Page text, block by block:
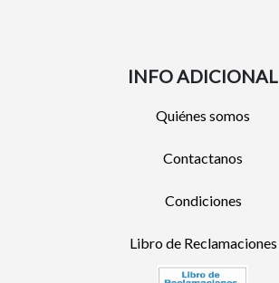
INFO ADICIONAL
Quiénes somos
Contactanos
Condiciones
Libro de Reclamaciones